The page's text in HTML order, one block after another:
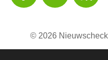
© 2026